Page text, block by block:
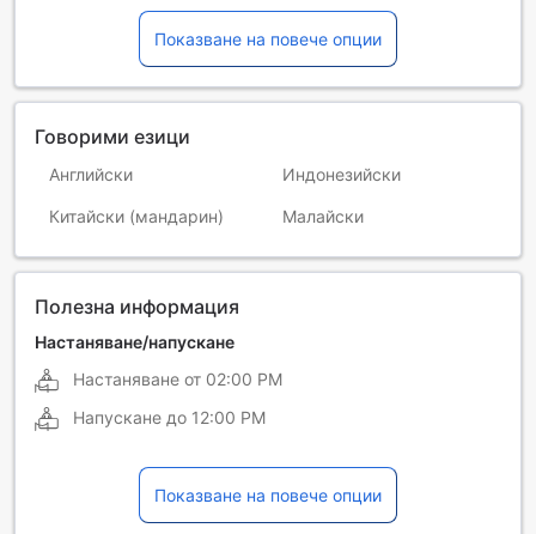
Показване на повече опции
Говорими езици
Английски Индонезийски
Китайски (мандарин) Малайски
Полезна информация
Настаняване/напускане
Настаняване от 02:00 PM
Напускане до 12:00 PM
Показване на повече опции